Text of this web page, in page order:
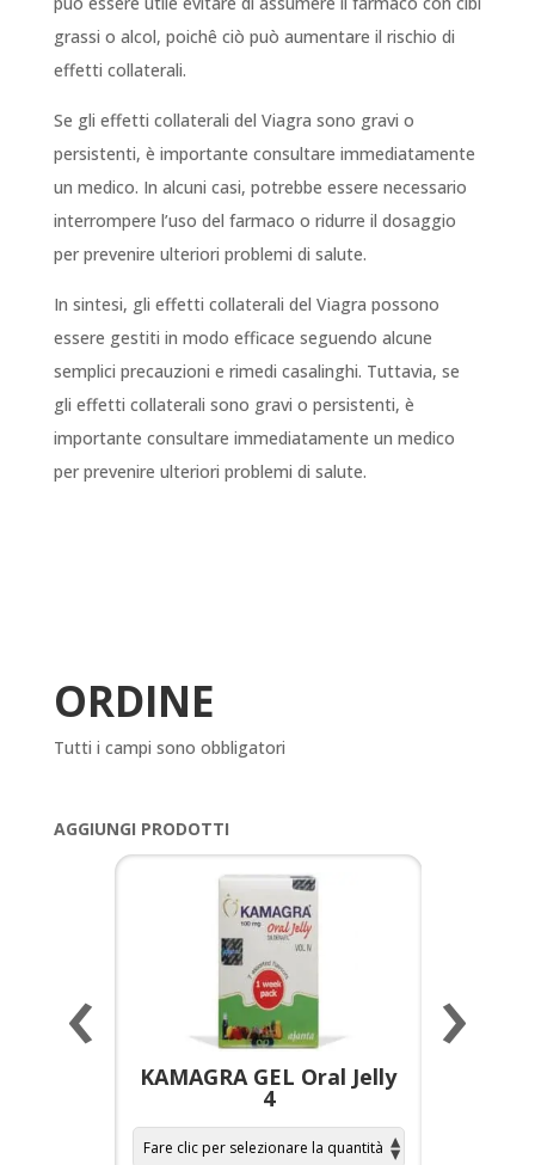
grassi o alcol, poichê ciò può aumentare il rischio di
effetti collaterali.
Se gli effetti collaterali del Viagra sono gravi o
persistenti, è importante consultare immediatamente
un medico. In alcuni casi, potrebbe essere necessario
interrompere l’uso del farmaco o ridurre il dosaggio
per prevenire ulteriori problemi di salute.
In sintesi, gli effetti collaterali del Viagra possono
essere gestiti in modo efficace seguendo alcune
semplici precauzioni e rimedi casalinghi. Tuttavia, se
gli effetti collaterali sono gravi o persistenti, è
importante consultare immediatamente un medico
per prevenire ulteriori problemi di salute.
ORDINE
Tutti i campi sono obbligatori
AGGIUNGI PRODOTTI
KAMAGRA GEL Oral Jelly
4
‹ ›